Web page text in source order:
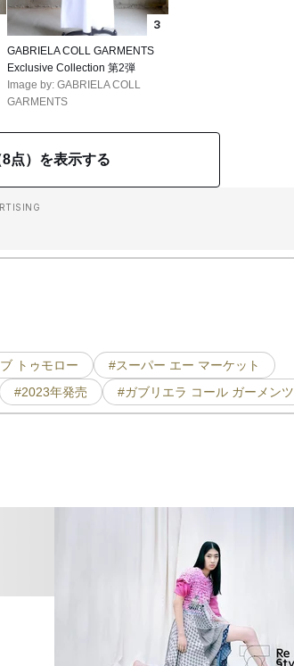
3
GABRIELA COLL GARMENTS
Exclusive Collection 第2弾
Image by: GABRIELA COLL
GARMENTS
点）を表示する
トゥモロー
#スーパー エー マーケット
#2023年発売 #ガブリエラ コール ガーメンツ